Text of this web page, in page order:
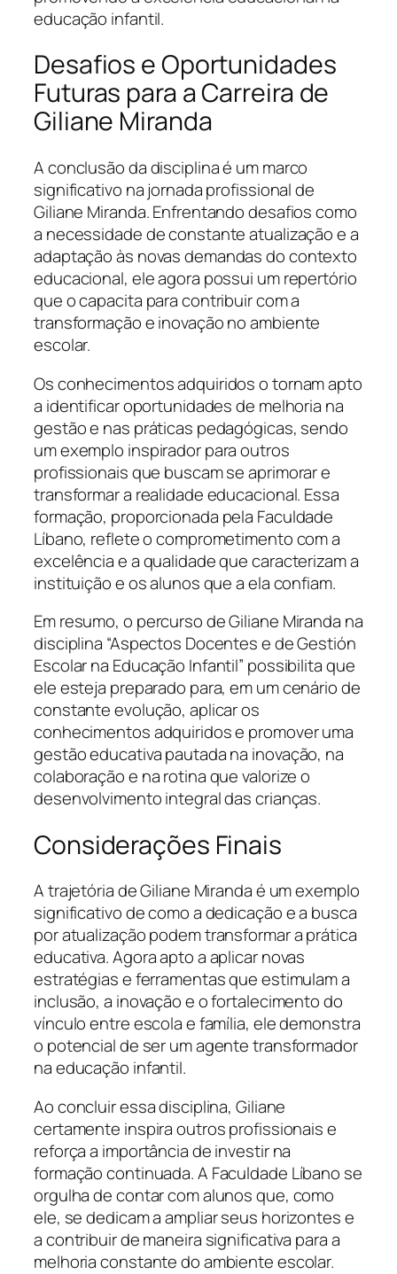
educação infantil.
Desafios e Oportunidades
Futuras para a Carreira de
Giliane Miranda
A conclusão da disciplina é um marco
significativo na jornada profissional de
Giliane Miranda. Enfrentando desafios como
a necessidade de constante atualização e a
adaptação às novas demandas do contexto
educacional, ele agora possui um repertório
que o capacita para contribuir com a
transformação e inovação no ambiente
escolar.
Os conhecimentos adquiridos o tornam apto
a identificar oportunidades de melhoria na
gestão e nas práticas pedagógicas, sendo
um exemplo inspirador para outros
profissionais que buscam se aprimorar e
transformar a realidade educacional. Essa
formação, proporcionada pela Faculdade
Líbano, reflete o comprometimento com a
excelência e a qualidade que caracterizam a
instituição e os alunos que a ela confiam.
Em resumo, o percurso de Giliane Miranda na
disciplina “Aspectos Docentes e de Gestión
Escolar na Educação Infantil” possibilita que
ele esteja preparado para, em um cenário de
constante evolução, aplicar os
conhecimentos adquiridos e promover uma
gestão educativa pautada na inovação, na
colaboração e na rotina que valorize o
desenvolvimento integral das crianças.
Considerações Finais
A trajetória de Giliane Miranda é um exemplo
significativo de como a dedicação e a busca
por atualização podem transformar a prática
educativa. Agora apto a aplicar novas
estratégias e ferramentas que estimulam a
inclusão, a inovação e o fortalecimento do
vínculo entre escola e família, ele demonstra
o potencial de ser um agente transformador
na educação infantil.
Ao concluir essa disciplina, Giliane
certamente inspira outros profissionais e
reforça a importância de investir na
formação continuada. A Faculdade Líbano se
orgulha de contar com alunos que, como
ele, se dedicam a ampliar seus horizontes e
a contribuir de maneira significativa para a
melhoria constante do ambiente escolar.